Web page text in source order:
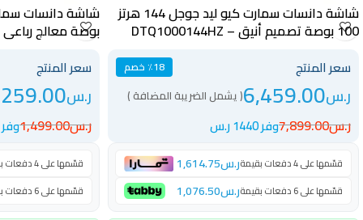
شاشة دانسات سمارت كيو ليد جوجل 144 هرتز
100 بوصة تصميم أنيق – DTQ1000144HZ
سعر المنتج ٪18 خصم
ر.س6,459.00( يشمل الضريبة المضافة )
ر.س7,899.00وفر 1440 ر.س
قسّمها على 4 دفعات بقيمة ر.س1,614.75
قسّمها على 6 دفعات بقيمة ر.س1,076.50
بوصة معالج
سعر المنتج
ر.س
ر.س1,499.00وفر 240 ر.س
قسّمها على 4 دفعات بقيمة
قسّمها على 6 دفعات بقيمة